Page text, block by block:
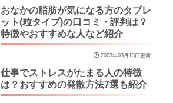
おなかの脂肪が気になる方のタブレ
ット(粒タイプ)の口コミ・評判は？
特徴やおすすめな人など紹介
2023年03月13日更新
仕事でストレスがたまる人の特徴
は？おすすめの発散方法7選も紹介